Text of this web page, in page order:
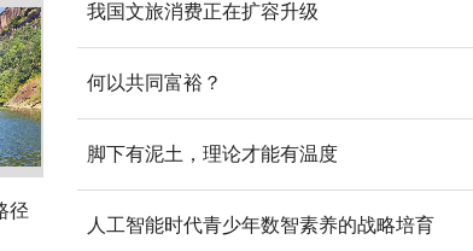
径
我国文旅消费正在扩容升级
何以共同富裕？
脚下有泥土，理论才能有温度
人工智能时代青少年数智素养的战略培育